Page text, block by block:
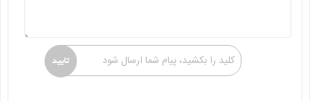
کلید را بکشید، پیام شما ارسال شود